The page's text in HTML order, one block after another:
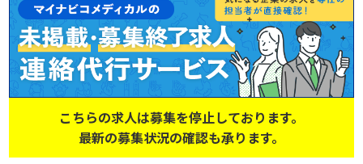
こちらの求人は募集を停止しております。
最新の募集状況の確認も承ります。